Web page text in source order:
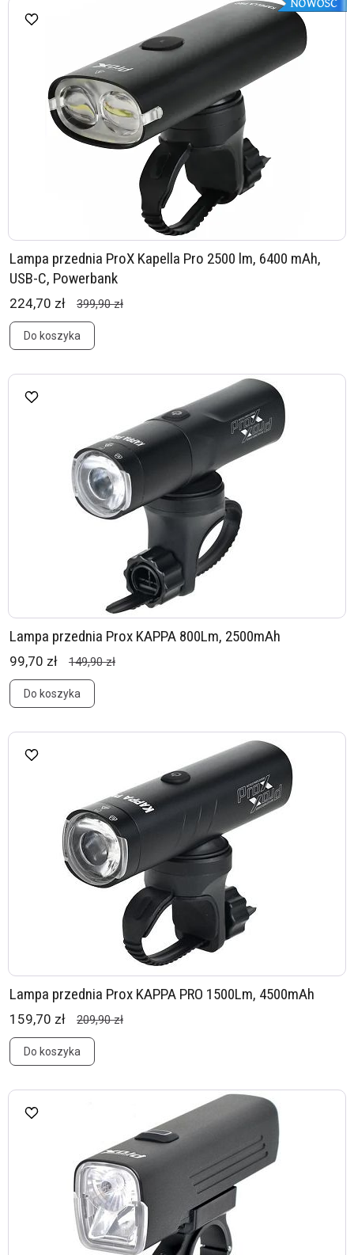
Lampa przednia ProX Kapella Pro 2500 lm, 6400 mAh,
USB-C, Powerbank
224,70 zł 399,90 zł
Do koszyka
Lampa przednia Prox KAPPA 800Lm, 2500mAh
99,70 zł 149,90 zł
Do koszyka
Lampa przednia Prox KAPPA PRO 1500Lm, 4500mAh
159,70 zł 209,90 zł
Do koszyka